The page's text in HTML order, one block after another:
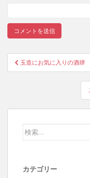
投稿ナビゲーシ
玉造にお気に入りの酒肆
検索:
カテゴリー